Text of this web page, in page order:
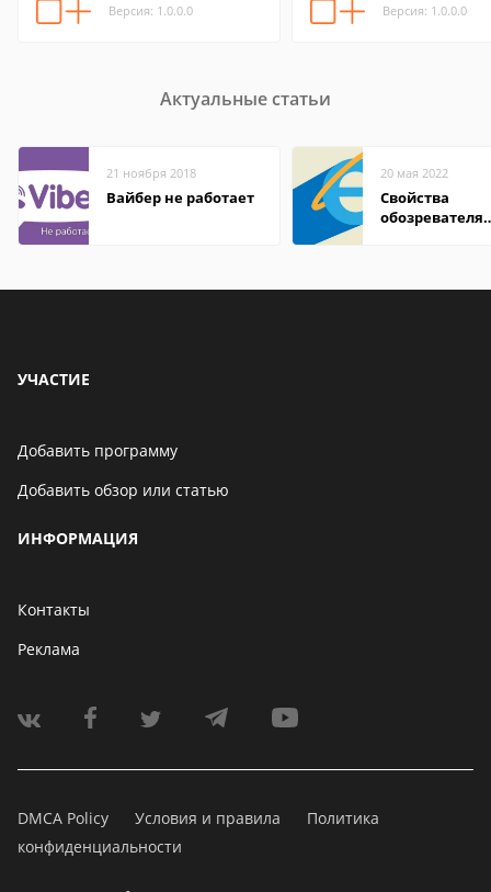
Версия: 1.0.0.0 Версия: 1.0.0.0
Актуальные статьи
21 ноября 2018
Вайбер не работает
20 мая 2022
Свойства
обозревателя
УЧАСТИЕ
Добавить программу
Добавить обзор или статью
ИНФОРМАЦИЯ
Контакты
Реклама
DMCA Policy Условия и правила
Политика
конфиденциальности